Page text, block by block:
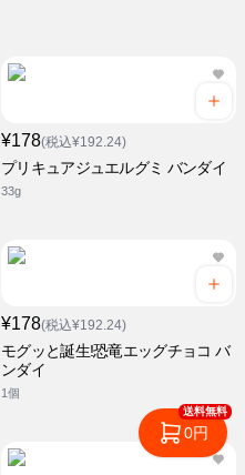
¥178(税込¥192.24)
プリキュアジュエルグミ バンダイ
33g
¥178(税込¥192.24)
モグッと誕生!恐竜エッグチョコ バ
ンダイ
1個
送料無料
0円